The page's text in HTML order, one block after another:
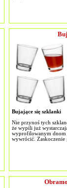
Bujające się szklanki
Nie przynoś tych
że wypili już
wyprofilowanym dnom
wywrócić. Zaskoczenie